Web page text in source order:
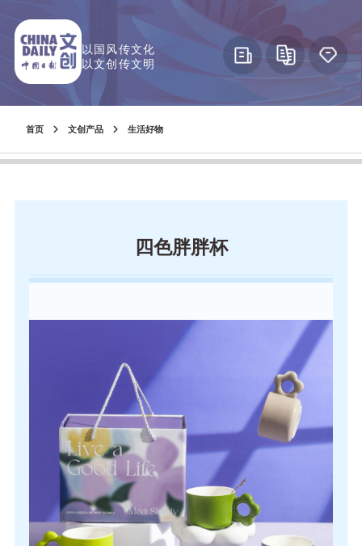
以国风传文化
以文创传文明
首页 文创产品 生活好物
四色胖胖杯